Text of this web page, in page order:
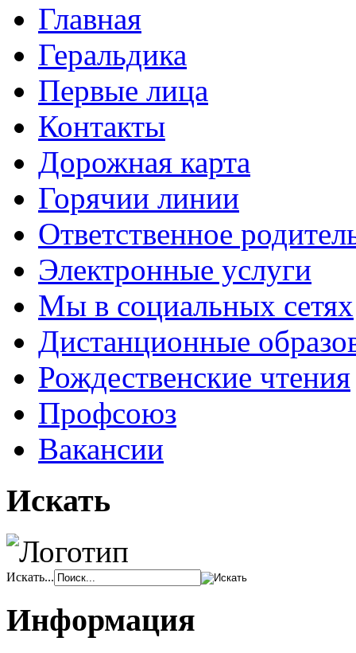
Главная
Геральдика
Первые лица
Контакты
Дорожная карта
Горячии линии
Ответственное
Электронные услуги
Мы в социальных сетях
Дистанционные
Рождественские чтения
Профсоюз
Вакансии
Искать
Искать...
Информация